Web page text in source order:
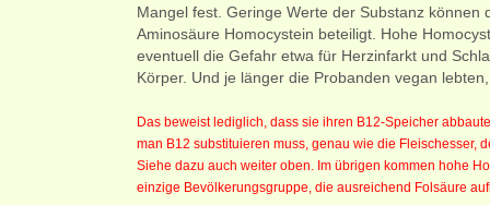
Mangel fest. Geringe Werte der Substanz
Aminosäure Homocystein beteiligt. Hohe
eventuell die Gefahr etwa für Herzinfarkt und
Körper. Und je länger die Probanden vegan
Das beweist lediglich, dass sie ihren B12-Speicher
man B12 substituieren muss, genau wie die Fleischesser,
Siehe dazu auch weiter oben. Im übrigen kommen hohe
einzige Bevölkerungsgruppe, die ausreichend Folsäure